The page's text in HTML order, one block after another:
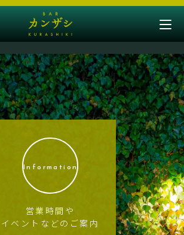
Information
営業時間や
イベントなどのご案内